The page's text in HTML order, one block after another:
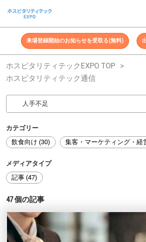
ッ
し
て
進
む
来場登録開始のお知らせを受取る(無料)
ホスピタリティテックEXPO TOP
ホスピタリティテック通信
カテゴリー
飲食向け (30)
集客・マーケティング・経
メディアタイプ
記事 (47)
47個の記事